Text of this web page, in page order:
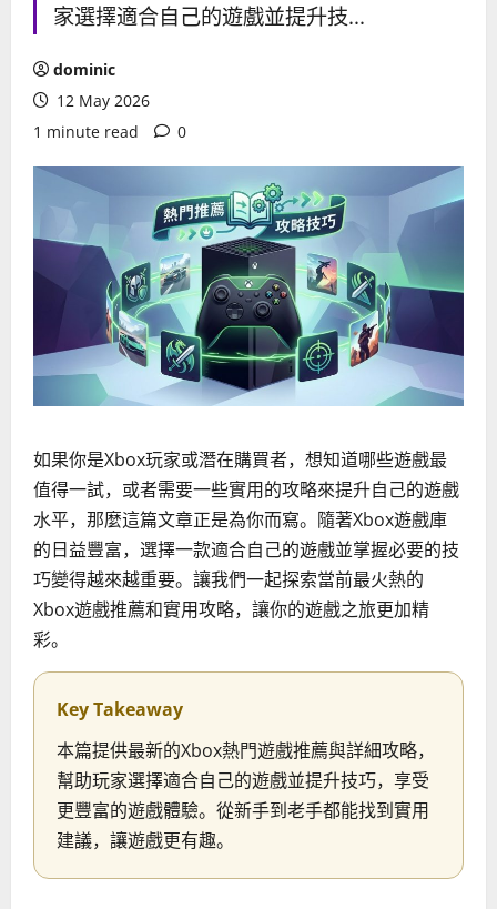
家選擇適合自己的遊戲並提升技...
dominic
12 May 2026
1 minute read
0
如果你是Xbox玩家或潛在購買者，想知道哪些遊戲最
值得一試，或者需要一些實用的攻略來提升自己的遊戲
水平，那麼這篇文章正是為你而寫。隨著Xbox遊戲庫
的日益豐富，選擇一款適合自己的遊戲並掌握必要的技
巧變得越來越重要。讓我們一起探索當前最火熱的
Xbox遊戲推薦和實用攻略，讓你的遊戲之旅更加精
彩。
Key Takeaway
本篇提供最新的Xbox熱門遊戲推薦與詳細攻略，
幫助玩家選擇適合自己的遊戲並提升技巧，享受
更豐富的遊戲體驗。從新手到老手都能找到實用
建議，讓遊戲更有趣。